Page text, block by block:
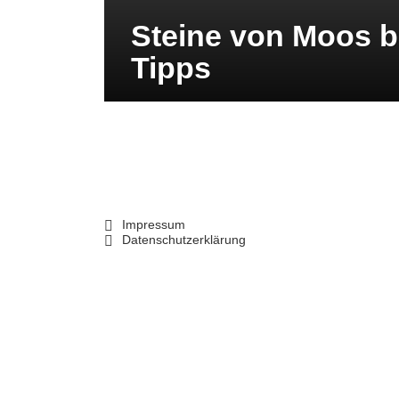
Steine von Moos
Tipps
Impressum
Datenschutzerklärung